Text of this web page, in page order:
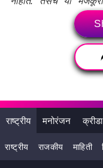
Amazon
ICC
New Zealand and
Shaheen Afridi
राष्ट्रीय मनोरंजन क्रीडा
राष्ट्रीय राजकीय माहिती